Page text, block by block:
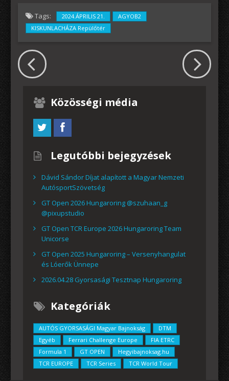
Tags: 2024.ÁPRILIS 21.
AGYOB2
KISKUNLACHÁZA Repülőtér
Közösségi média
Legutóbbi bejegyzések
Dávid Sándor Díjat alapított a Magyar Nemzeti
AutósportSzövetség
GT Open 2026 Hungaroring @szuhaan_g
@pixupstudio
GT Open TCR Europe 2026 Hungaroring Team
Unicorse
GT Open 2025 Hungaroring – Versenyhangulat
és Lóerők Ünnepe
2026.04.28 Gyorsasági Tesztnap Hungaroring
Kategóriák
AUTÓS GYORSASÁGI Magyar Bajnokság
DTM
Egyéb
Ferrari Challenge Europe
FIA ETRC
Formula 1
GT OPEN
Hegyibajnoksag.hu
TCR EUROPE
TCR Series TCR World Tour